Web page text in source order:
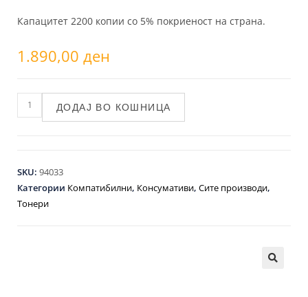
Капацитет 2200 копии со 5% покриеност на страна.
1.890,00 ден
ДОДАЈ ВО КОШНИЦА
SKU: 94033
Категории Компатибилни, Консумативи, Сите производи,
Тонери